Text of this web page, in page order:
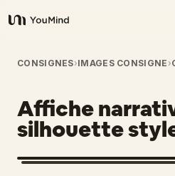
YouMind
Aperçu
Cas d'usage
Compétences
CONSIGNES›IMAGES CONSIGNE ›
Affiche
silhouette